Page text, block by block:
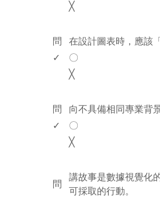
╳
問
在設計圖表時，應該
✓
〇
╳
問
向不具備相同專業背
✓
〇
╳
問
講故事是數據視覺化
可採取的行動。